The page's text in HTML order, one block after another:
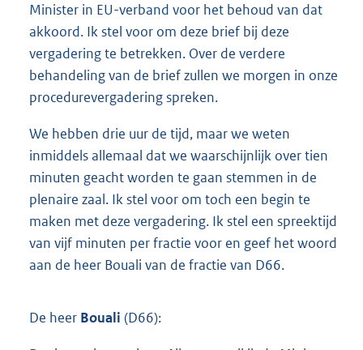
Minister in EU-verband voor het behoud van dat
akkoord. Ik stel voor om deze brief bij deze
vergadering te betrekken. Over de verdere
behandeling van de brief zullen we morgen in onze
procedurevergadering spreken.
We hebben drie uur de tijd, maar we weten
inmiddels allemaal dat we waarschijnlijk over tien
minuten geacht worden te gaan stemmen in de
plenaire zaal. Ik stel voor om toch een begin te
maken met deze vergadering. Ik stel een spreektijd
van vijf minuten per fractie voor en geef het woord
aan de heer Bouali van de fractie van D66.
De heer Bouali (D66):